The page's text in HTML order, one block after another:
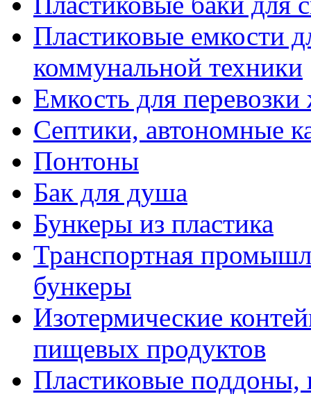
Пластиковые емкости
коммунальной техники
Емкость для
Септики, автономные
Понтоны
Бак для душа
Бункеры из пластика
Транспортная
бункеры
Изотермические
пищевых продуктов
Пластиковые поддоны,